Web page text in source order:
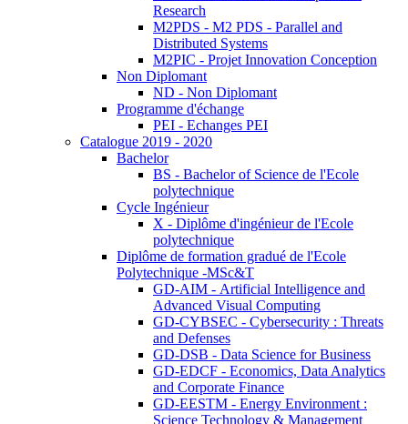
Research
M2PDS - M2 PDS - Parallel and
Distributed Systems
M2PIC - Projet Innovation Conception
Non Diplomant
ND - Non Diplomant
Programme d'échange
PEI - Echanges PEI
Catalogue 2019 - 2020
Bachelor
BS - Bachelor of Science de l'Ecole
polytechnique
Cycle Ingénieur
X - Diplôme d'ingénieur de l'Ecole
polytechnique
Diplôme de formation gradué de l'Ecole
Polytechnique -MSc&T
GD-AIM - Artificial Intelligence and
Advanced Visual Computing
GD-CYBSEC - Cybersecurity : Threats
and Defenses
GD-DSB - Data Science for Business
GD-EDCF - Economics, Data Analytics
and Corporate Finance
GD-EESTM - Energy Environment :
Science Technology & Management